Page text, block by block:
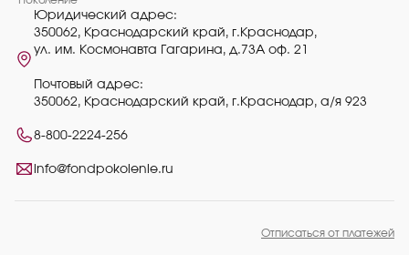
Юридический адрес:
350062, Краснодарский край, г.Краснодар,
ул. им. Космонавта Гагарина, д.73А оф. 21
Почтовый адрес:
350062, Краснодарский край, г.Краснодар, а/я 923
8-800-2224-256
info@fondpokolenie.ru
Отписаться от платежей